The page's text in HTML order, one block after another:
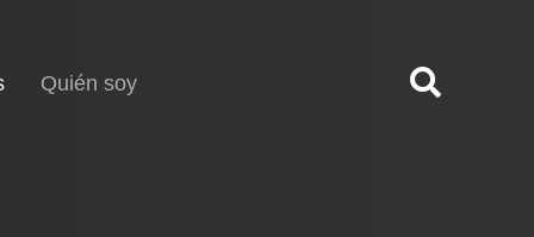
(current)Quién soy